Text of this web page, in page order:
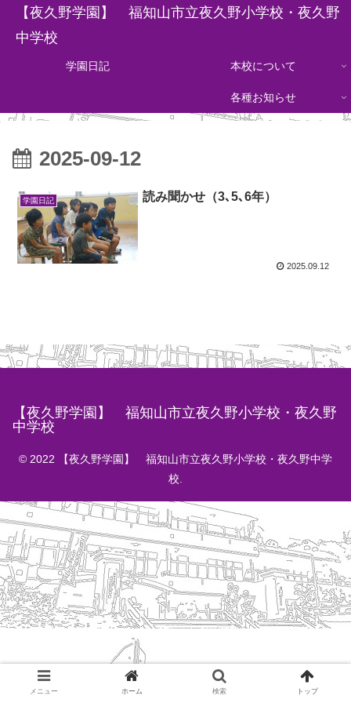
【夜久野学園】 福知山市立夜久野小学校・夜久野
中学校
学園日記 本校について
各種お知らせ
2025-09-12
学園日記 読み聞かせ（3､5､6年）
2025.09.12
【夜久野学園】 福知山市立夜久野小学校・夜久野
中学校
© 2022 【夜久野学園】 福知山市立夜久野小学校・夜久野中学
校.
メニュー ホーム 検索 トップ